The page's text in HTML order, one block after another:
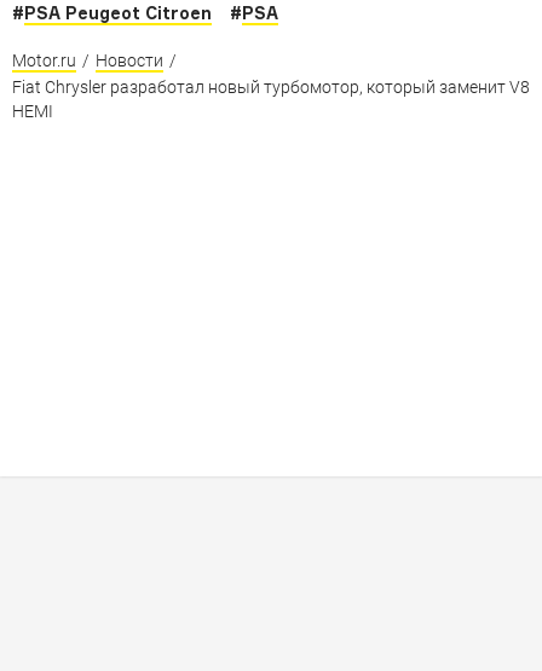
#PSA Peugeot Citroen #PSA
Motor.ru / Новости /
Fiat Chrysler разработал новый турбомотор, который заменит V8
HEMI